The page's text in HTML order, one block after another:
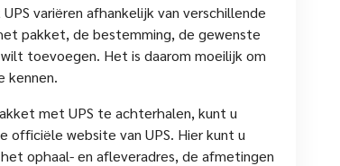
variëren afhankelijk van verschillende
pakket, de bestemming, de gewenste
toevoegen. Het is daarom moeilijk om
kennen.
met UPS te achterhalen, kunt u
officiële website van UPS. Hier kunt u
ophaal- en afleveradres, de afmetingen